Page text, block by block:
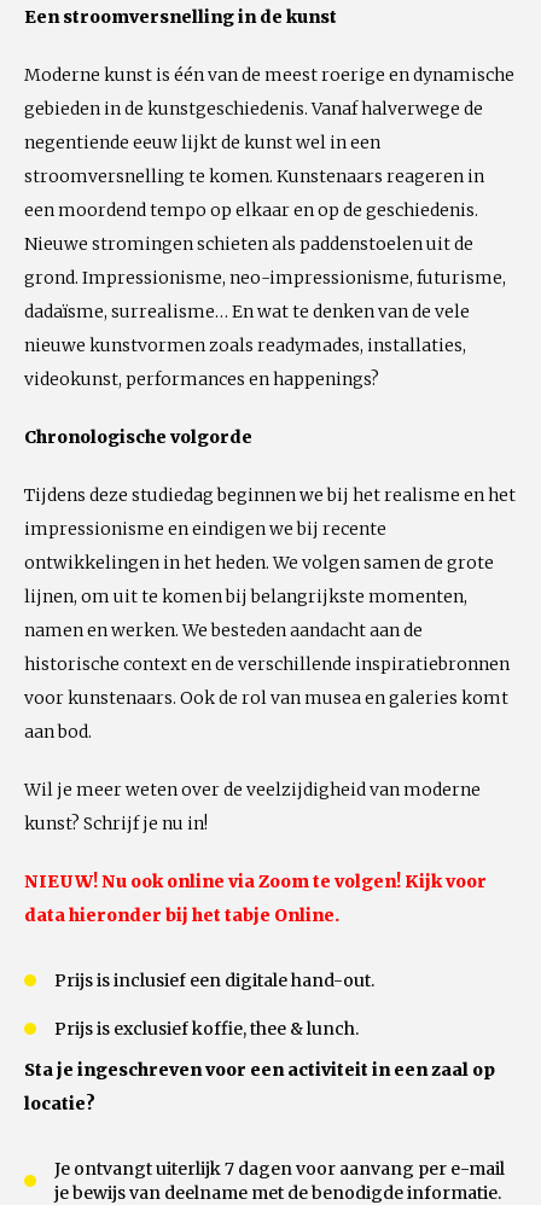
Een stroomversnelling in de kunst
Moderne kunst is één van de meest roerige en dynamische
gebieden in de kunstgeschiedenis. Vanaf halverwege de
negentiende eeuw lijkt de kunst wel in een
stroomversnelling te komen. Kunstenaars reageren in
een moordend tempo op elkaar en op de geschiedenis.
Nieuwe stromingen schieten als paddenstoelen uit de
grond. Impressionisme, neo-impressionisme, futurisme,
dadaïsme, surrealisme… En wat te denken van de vele
nieuwe kunstvormen zoals readymades, installaties,
videokunst, performances en happenings?
Chronologische volgorde
Tijdens deze studiedag beginnen we bij het realisme en het
impressionisme en eindigen we bij recente
ontwikkelingen in het heden. We volgen samen de grote
lijnen, om uit te komen bij belangrijkste momenten,
namen en werken. We besteden aandacht aan de
historische context en de verschillende inspiratiebronnen
voor kunstenaars. Ook de rol van musea en galeries komt
aan bod.
Wil je meer weten over de veelzijdigheid van moderne
kunst? Schrijf je nu in!
NIEUW! Nu ook online via Zoom te volgen! Kijk voor
data hieronder bij het tabje Online.
Prijs is inclusief een digitale hand-out.
Prijs is exclusief koffie, thee & lunch.
Sta je ingeschreven voor een activiteit in een zaal op
locatie?
Je ontvangt uiterlijk 7 dagen voor aanvang per e-mail
je bewijs van deelname met de benodigde informatie.